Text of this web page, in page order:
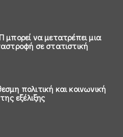
να μετατρέπει μια
σε στατιστική
πολιτική και κοινωνική
εξέλιξης